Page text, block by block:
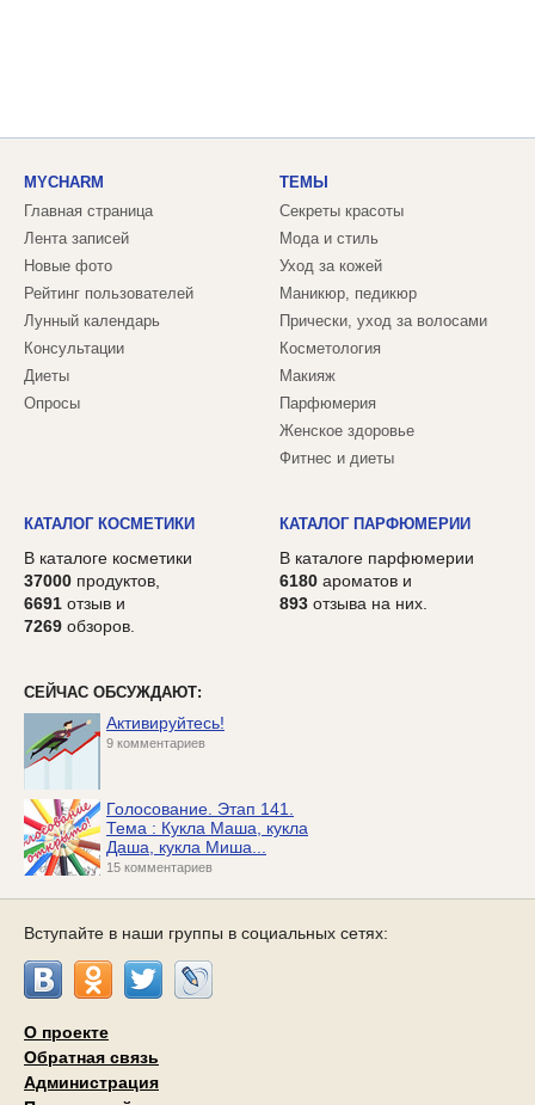
MYCHARM
Главная страница
Лента записей
Новые фото
Рейтинг пользователей
Лунный календарь
Консультации
Диеты
Опросы
ТЕМЫ
Секреты красоты
Мода и стиль
Уход за кожей
Маникюр, педикюр
Прически, уход за волосами
Косметология
Макияж
Парфюмерия
Женское здоровье
Фитнес и диеты
КАТАЛОГ КОСМЕТИКИ
В каталоге косметики
37000 продуктов,
6691 отзыв и
7269 обзоров.
КАТАЛОГ ПАРФЮМЕРИИ
В каталоге парфюмерии
6180 ароматов и
893 отзыва на них.
СЕЙЧАС ОБСУЖДАЮТ:
Активируйтесь!
9 комментариев
Голосование. Этап 141.
Тема : Кукла Маша, кукла
Даша, кукла Миша...
15 комментариев
Вступайте в наши группы в социальных сетях:
О проекте
Обратная связь
Администрация